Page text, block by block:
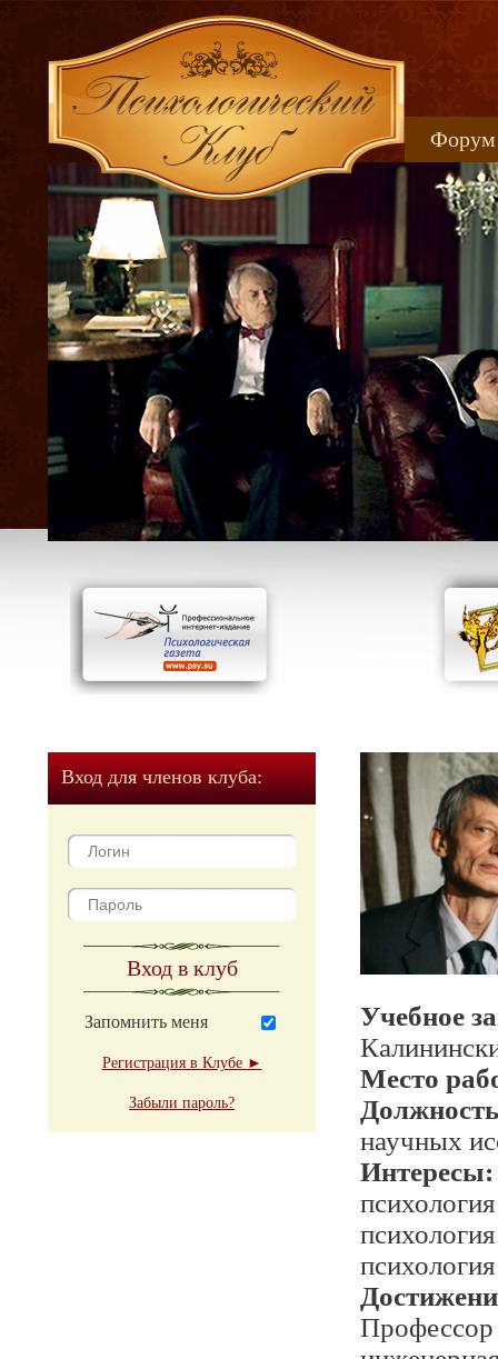
Форум
Вход для членов клуба:
Вход в клуб
Запомнить меня
Регистрация в Клубе ►
Забыли пароль?
Учебное
Место
научных
Интересы:
Профессор